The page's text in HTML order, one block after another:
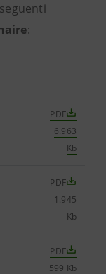
:
PDF
6.963
Kb
PDF
1.945
Kb
PDF
599 Kb